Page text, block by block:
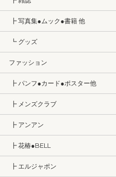
┣ 写真集●ムック●書籍 他
┗ グッズ
ファッション
┣ パンフ●カード●ポスター他
┣ メンズクラブ
┣ アンアン
┣ 花椿●BELL
┣ エルジャポン